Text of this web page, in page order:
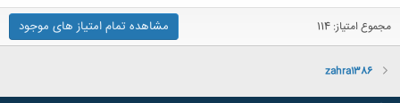
مجموع امتیاز: 114 مشاهده تمام امتیاز های موجود
zahra1386